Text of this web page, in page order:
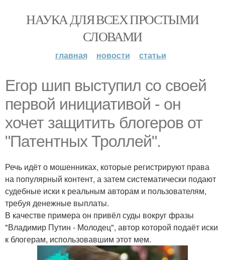
НАУКА ДЛЯ ВСЕХ ПРОСТЫМИ
СЛОВАМИ
главная новости статьи
Егор шип выступил со своей
первой инициативой - он
хочет защитить блогеров от
"Патентных Троллей".
Речь идёт о мошенниках, которые регистрируют права
на популярный контент, а затем систематически подают
судебные иски к реальным авторам и пользователям,
требуя денежные выплаты.
В качестве примера он привёл суды вокруг фразы
"Владимир Путин - Молодец", автор которой подаёт иски
к блогерам, использовавшим этот мем.